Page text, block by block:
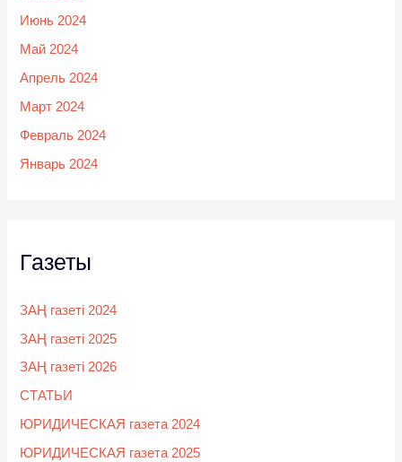
Июнь 2024
Май 2024
Апрель 2024
Март 2024
Февраль 2024
Январь 2024
Газеты
ЗАҢ газеті 2024
ЗАҢ газеті 2025
ЗАҢ газеті 2026
СТАТЬИ
ЮРИДИЧЕСКАЯ газета 2024
ЮРИДИЧЕСКАЯ газета 2025